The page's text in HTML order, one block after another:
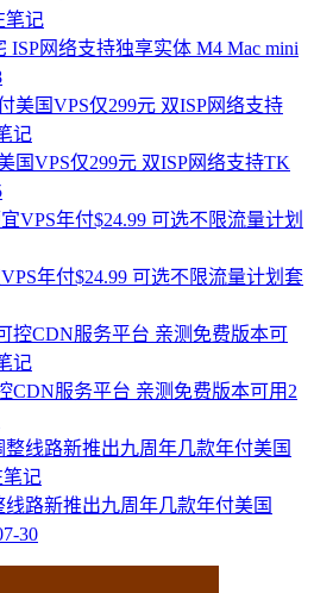
ISP网络支持独享实体 M4 Mac mini
国VPS仅299元 双ISP网络支持TK
年付$24.99 可选不限流量计划套
CDN服务平台 亲测免费版本可用2
线路新推出九周年几款年付美国
30